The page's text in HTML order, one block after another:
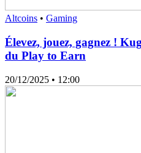
Altcoins • Gaming
Élevez, jouez, gagnez !
du Play to Earn
20/12/2025 • 12:00